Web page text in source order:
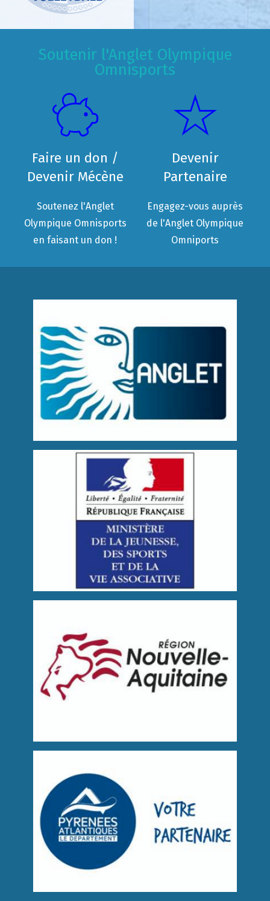
Soutenir l'Anglet Olympique
Omnisports
Faire un don /
Devenir Mécène
Soutenez l'Anglet
Olympique Omnisports
en faisant un don !
Devenir
Partenaire
Engagez-vous auprès
de l'Anglet Olympique
Omniports